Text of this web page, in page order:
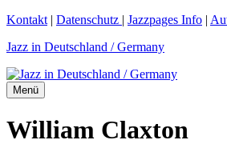
Zum
springen
Kontakt | Datenschutz | Jazzpages Info |
Jazz in Deutschland / Germany
Menü
William Claxton